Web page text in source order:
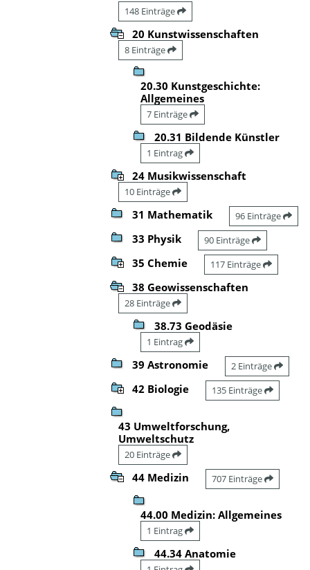
148 Einträge
20 Kunstwissenschaften
8 Einträge
20.30 Kunstgeschichte:
Allgemeines
7 Einträge
20.31 Bildende Künstler
1 Eintrag
24 Musikwissenschaft
10 Einträge
31 Mathematik 96 Einträge
33 Physik 90 Einträge
35 Chemie 117 Einträge
38 Geowissenschaften
28 Einträge
38.73 Geodäsie
1 Eintrag
39 Astronomie 2 Einträge
42 Biologie 135 Einträge
43 Umweltforschung,
Umweltschutz
20 Einträge
44 Medizin 707 Einträge
44.00 Medizin: Allgemeines
1 Eintrag
44.34 Anatomie